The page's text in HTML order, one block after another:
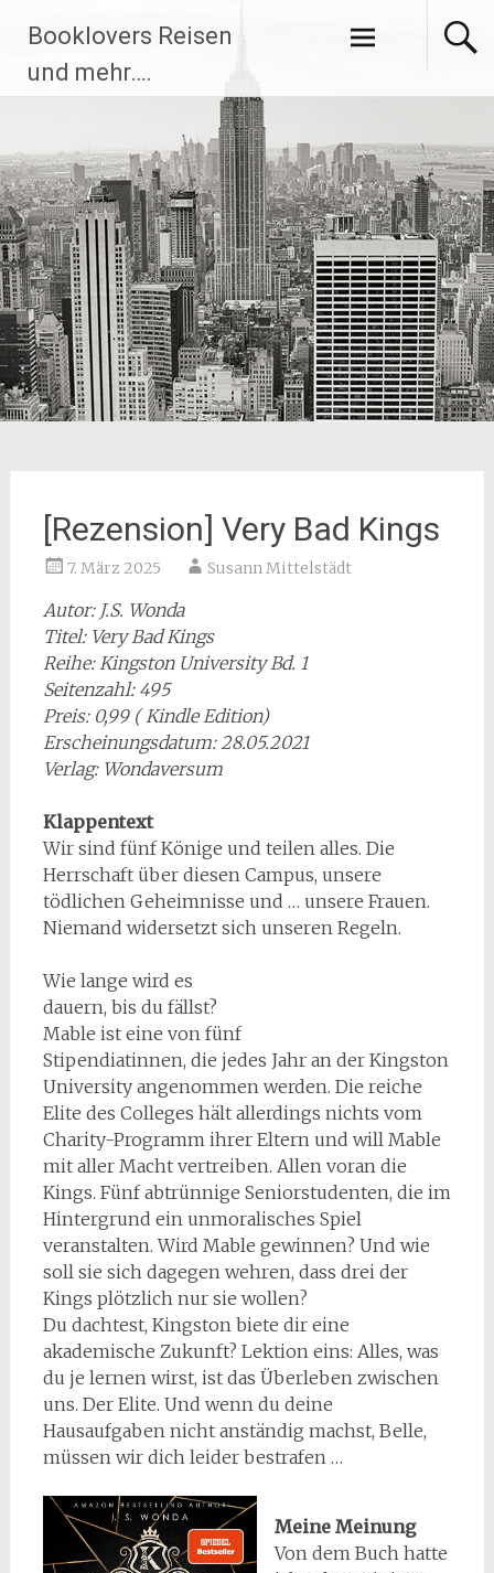
Inhalt
springen
Booklovers Reisen
und mehr….
[Rezension] Very Bad Kings
7. März 2025 Susann Mittelstädt
Autor: J.S. Wonda
Titel: Very Bad Kings
Reihe: Kingston University Bd. 1
Seitenzahl: 495
Preis: 0,99 ( Kindle Edition)
Erscheinungsdatum: 28.05.2021
Verlag: Wondaversum
Klappentext
Wir sind fünf Könige und teilen alles. Die
Herrschaft über diesen Campus, unsere
tödlichen Geheimnisse und … unsere Frauen.
Niemand widersetzt sich unseren Regeln.
Wie lange wird es
dauern, bis du fällst?
Mable ist eine von fünf
Stipendiatinnen, die jedes Jahr an der Kingston
University angenommen werden. Die reiche
Elite des Colleges hält allerdings nichts vom
Charity-Programm ihrer Eltern und will Mable
mit aller Macht vertreiben. Allen voran die
Kings. Fünf abtrünnige Seniorstudenten, die im
Hintergrund ein unmoralisches Spiel
veranstalten. Wird Mable gewinnen? Und wie
soll sie sich dagegen wehren, dass drei der
Kings plötzlich nur sie wollen?
Du dachtest, Kingston biete dir eine
akademische Zukunft? Lektion eins: Alles, was
du je lernen wirst, ist das Überleben zwischen
uns. Der Elite. Und wenn du deine
Hausaufgaben nicht anständig machst, Belle,
müssen wir dich leider bestrafen …
Meine Meinung
Von dem Buch hatte